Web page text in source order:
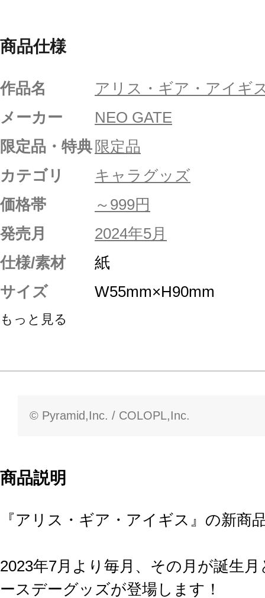
商品仕様
作品名
アリス・ギア・アイギ
メーカー
NEO GATE
限定品・特典 限定品
カテゴリ
キャラグッズ
価格帯
～999円
発売月
2024年5月
仕様/素材
紙
サイズ
W55mm×H90mm
もっと見る
© Pyramid,Inc. / COLOPL,Inc.
商品説明
『アリス・ギア・アイギス』の新商
2023年7月より毎月、その月が誕生
ースデーグッズが登場します！